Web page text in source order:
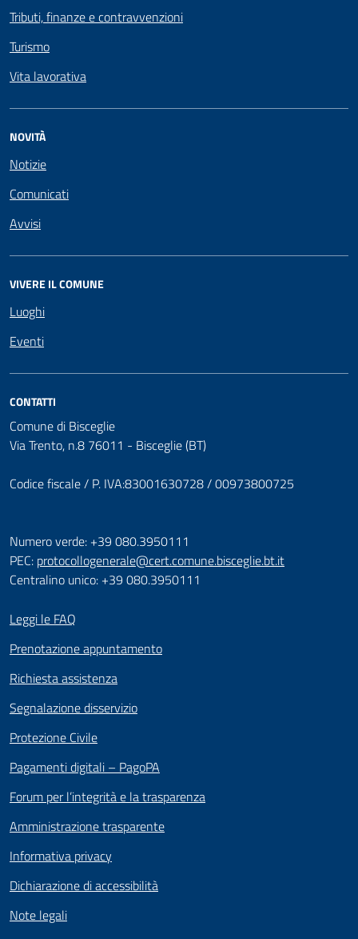
Tributi, finanze e contravvenzioni
Turismo
Vita lavorativa
NOVITÀ
Notizie
Comunicati
Avvisi
VIVERE IL COMUNE
Luoghi
Eventi
CONTATTI
Comune di Bisceglie
Via Trento, n.8 76011 - Bisceglie (BT)
Codice fiscale / P. IVA:83001630728 / 00973800725
Numero verde: +39 080.3950111
PEC: protocollogenerale@cert.comune.bisceglie.bt.it
Centralino unico: +39 080.3950111
Leggi le FAQ
Prenotazione appuntamento
Richiesta assistenza
Segnalazione disservizio
Protezione Civile
Pagamenti digitali – PagoPA
Forum per l’integrità e la trasparenza
Amministrazione trasparente
Informativa privacy
Dichiarazione di accessibilità
Note legali